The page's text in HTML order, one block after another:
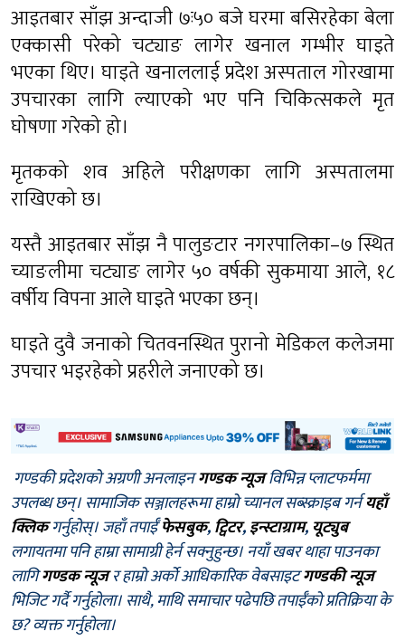
आइतबार साँझ अन्दाजी ७ः५० बजे घरमा बसिरहेका बेला
एक्कासी परेको चट्याङ लागेर खनाल गम्भीर घाइते
भएका थिए। घाइते खनाललाई प्रदेश अस्पताल गोरखामा
उपचारका लागि ल्याएको भए पनि चिकित्सकले मृत
घोषणा गरेको हो।
मृतकको शव अहिले परीक्षणका लागि अस्पतालमा
राखिएको छ।
यस्तै आइतबार साँझ नै पालुङटार नगरपालिका–७ स्थित
च्याङलीमा चट्याङ लागेर ५० वर्षकी सुकमाया आले, १८
वर्षीय विपना आले घाइते भएका छन्।
घाइते दुवै जनाको चितवनस्थित पुरानो मेडिकल कलेजमा
उपचार भइरहेको प्रहरीले जनाएको छ।
गण्डकी प्रदेशको अग्रणी अनलाइनगण्डक न्यूजविभिन्न प्लाटफर्ममा
उपलब्ध छन्। सामाजिक सञ्जालहरूमा हाम्रो च्यानल सब्स्क्राइब गर्नयहाँ
क्लिकगर्नुहोस्। जहाँ तपाईँफेसबुक,ट्विटर,इन्स्टाग्राम, यूट्युब
लगायतमा पनि हाम्रा सामाग्री हेर्न सक्नुहुन्छ। नयाँ खबर थाहा पाउनका
लागिगण्डक न्यूजर हाम्रो अर्को आधिकारिक वेबसाइटगण्डकी न्यूज
भिजिट गर्दै गर्नुहोला। साथै, माथि समाचार पढेपछि तपाईँको प्रतिक्रिया के
छ? व्यक्त गर्नुहोला।